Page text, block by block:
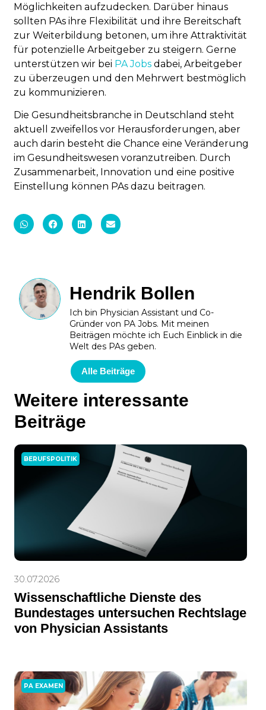
Möglichkeiten aufzudecken. Darüber hinaus
sollten PAs ihre Flexibilität und ihre Bereitschaft
zur Weiterbildung betonen, um ihre Attraktivität
für potenzielle Arbeitgeber zu steigern. Gerne
unterstützen wir bei PA Jobsdabei, Arbeitgeber
zu überzeugen und den Mehrwert bestmöglich
zu kommunizieren.
Die Gesundheitsbranche in Deutschland steht
aktuell zweifellos vor Herausforderungen, aber
auch darin besteht die Chance eine Veränderung
im Gesundheitswesen voranzutreiben. Durch
Zusammenarbeit, Innovation und eine positive
Einstellung können PAs dazu beitragen.
Hendrik Bollen
Ich bin Physician Assistant und Co-
Gründer von PA Jobs. Mit meinen
Beiträgen möchte ich Euch Einblick in die
Welt des PAs geben.
Alle Beiträge
Weitere interessante
Beiträge
BERUFSPOLITIK
30.07.2026
Wissenschaftliche Dienste des
Bundestages untersuchen Rechtslage
von Physician Assistants
PA EXAMEN